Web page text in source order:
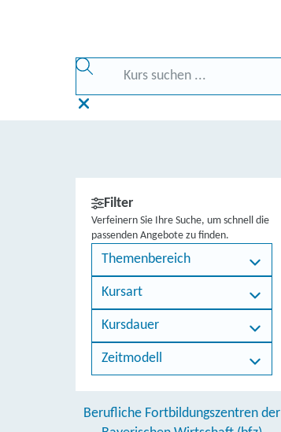
Filter
Verfeinern Sie Ihre Suche, um schnell die
passenden Angebote zu finden.
Themenbereich
Kursart
Kursdauer
Zeitmodell
Berufliche Fortbildungszentren der